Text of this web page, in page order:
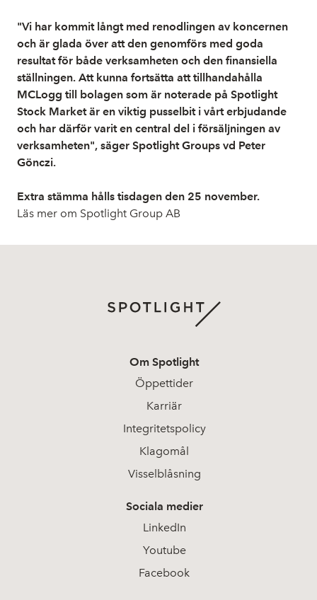
"Vi har kommit långt med renodlingen av koncernen
och är glada över att den genomförs med goda
resultat för både verksamheten och den finansiella
ställningen. Att kunna fortsätta att tillhandahålla
MCLogg till bolagen som är noterade på Spotlight
Stock Market är en viktig pusselbit i vårt erbjudande
och har därför varit en central del i försäljningen av
verksamheten", säger Spotlight Groups vd Peter
Gönczi.
Extra stämma hålls tisdagen den 25 november.
Läs mer om Spotlight Group AB
Om Spotlight
Öppettider
Karriär
Integritetspolicy
Klagomål
Visselblåsning
Sociala medier
LinkedIn
Youtube
Facebook